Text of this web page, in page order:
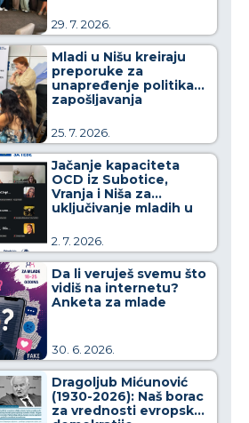
29. 7. 2026.
Mladi u Nišu kreiraju
preporuke za
unapređenje politika
zapošljavanja
25. 7. 2026.
Jačanje kapaciteta
OCD iz Subotice,
Vranja i Niša za
uključivanje mladih u
2. 7. 2026.
Da li veruješ svemu što
vidiš na internetu?
Anketa za mlade
30. 6. 2026.
Dragoljub Mićunović
(1930-2026): Naš borac
za vrednosti evropske